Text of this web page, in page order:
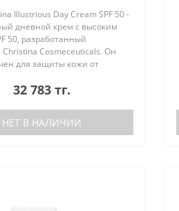
Illustrious Day Cream SPF 50 -
дневной крем с высоким
50, разработанный
Cosmeceuticals. Он
для защиты кожи от
и пита..
32 783 тг.
НЕТ В НАЛИЧИИ